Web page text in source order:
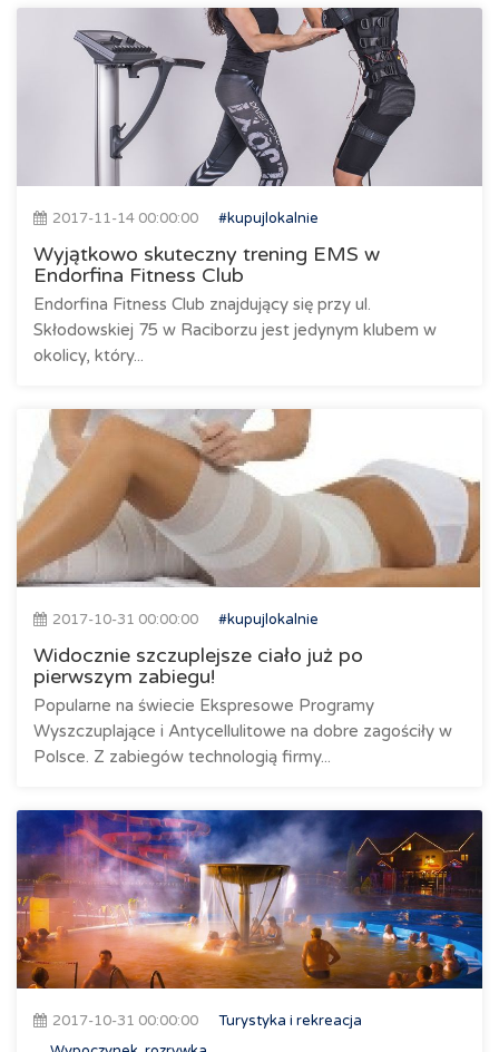
2017-11-14 00:00:00 #kupujlokalnie
Wyjątkowo skuteczny trening EMS w
Endorfina Fitness Club
Endorfina Fitness Club znajdujący się przy ul.
Skłodowskiej 75 w Raciborzu jest jedynym klubem w
okolicy, który...
2017-10-31 00:00:00 #kupujlokalnie
Widocznie szczuplejsze ciało już po
pierwszym zabiegu!
Popularne na świecie Ekspresowe Programy
Wyszczuplające i Antycellulitowe na dobre zagościły w
Polsce. Z zabiegów technologią firmy...
2017-10-31 00:00:00
Turystyka i rekreacja